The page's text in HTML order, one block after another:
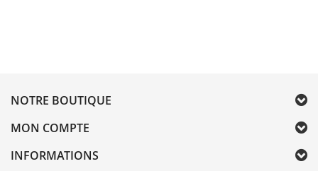
NOTRE BOUTIQUE
MON COMPTE
INFORMATIONS